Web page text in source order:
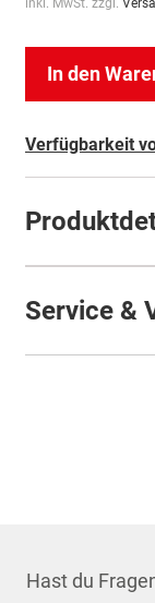
inkl. MwSt. zzgl.
In den
Verfügbarkeit
Service &
Hast du